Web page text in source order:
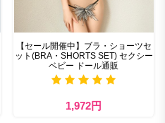
【セール開催中】ブラ・ショーツセ
ット(BRA・SHORTS SET) セクシー
ベビー ドール通販
1,972円